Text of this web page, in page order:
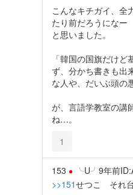
こんなキチガイ、全
たり前だろうになー
と思いました。
「韓国の国旗だけ
ず、分かち書きも出
な人や、だいぶ頭の
が、言語学教室の講
ね…。
1
153 ╰U╯ 9年前
>>151せつこ それ